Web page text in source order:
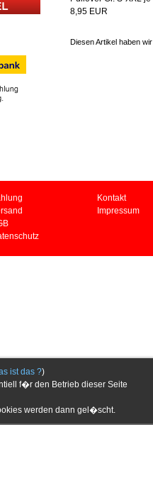
ist das ?)
f�r den Betrieb dieser Seite
werden dann gel�scht.
Diesen Artikel haben
Kontakt
Impressum